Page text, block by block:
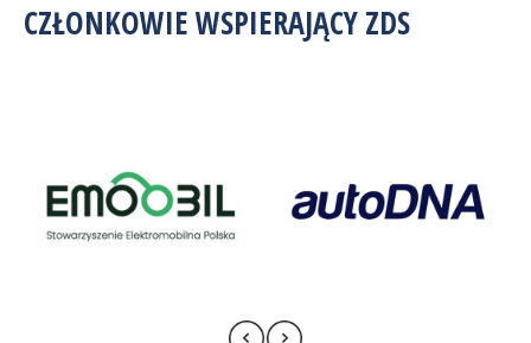
CZŁONKOWIE WSPIERAJĄCY ZDS